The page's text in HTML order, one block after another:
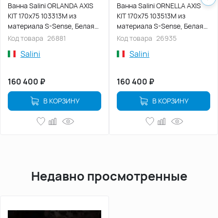
Ванна Salini ORLANDA AXIS
KIT 170х75 103313M из
материала S-Sense, Белая
матовая
Код товара 26881
Salini
160 400 ₽
В КОРЗИНУ
Ванна Salini ORNELLA AXIS
KIT 170х75 103513M из
материала S-Sense, Белая
матовая
Код товара 26935
Salini
160 400 ₽
В КОРЗИНУ
Недавно просмотренные